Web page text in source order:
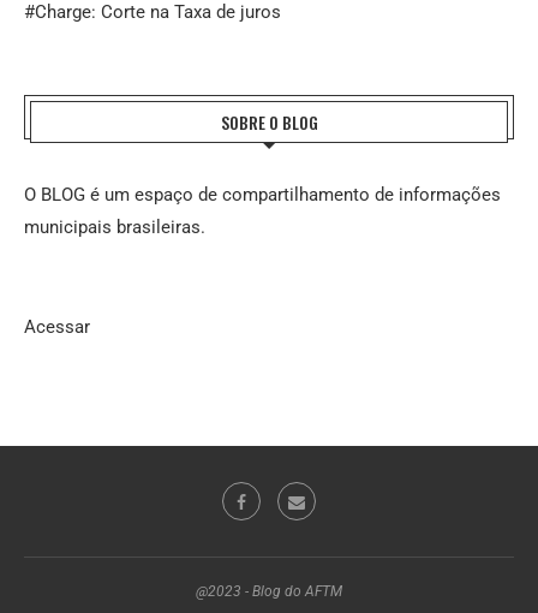
#Charge: Corte na Taxa de juros
SOBRE O BLOG
O BLOG é um espaço de compartilhamento de informações
municipais brasileiras.
Acessar
@2023 - Blog do AFTM